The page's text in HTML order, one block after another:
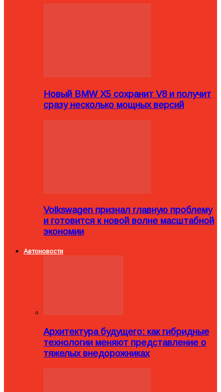
Новый BMW X5 сохранит V8 и получит
сразу несколько мощных версий
Volkswagen признал главную проблему
и готовится к новой волне масштабной
экономии
Автоновости
Архитектура будущего: как гибридные
технологии меняют представление о
тяжелых внедорожниках